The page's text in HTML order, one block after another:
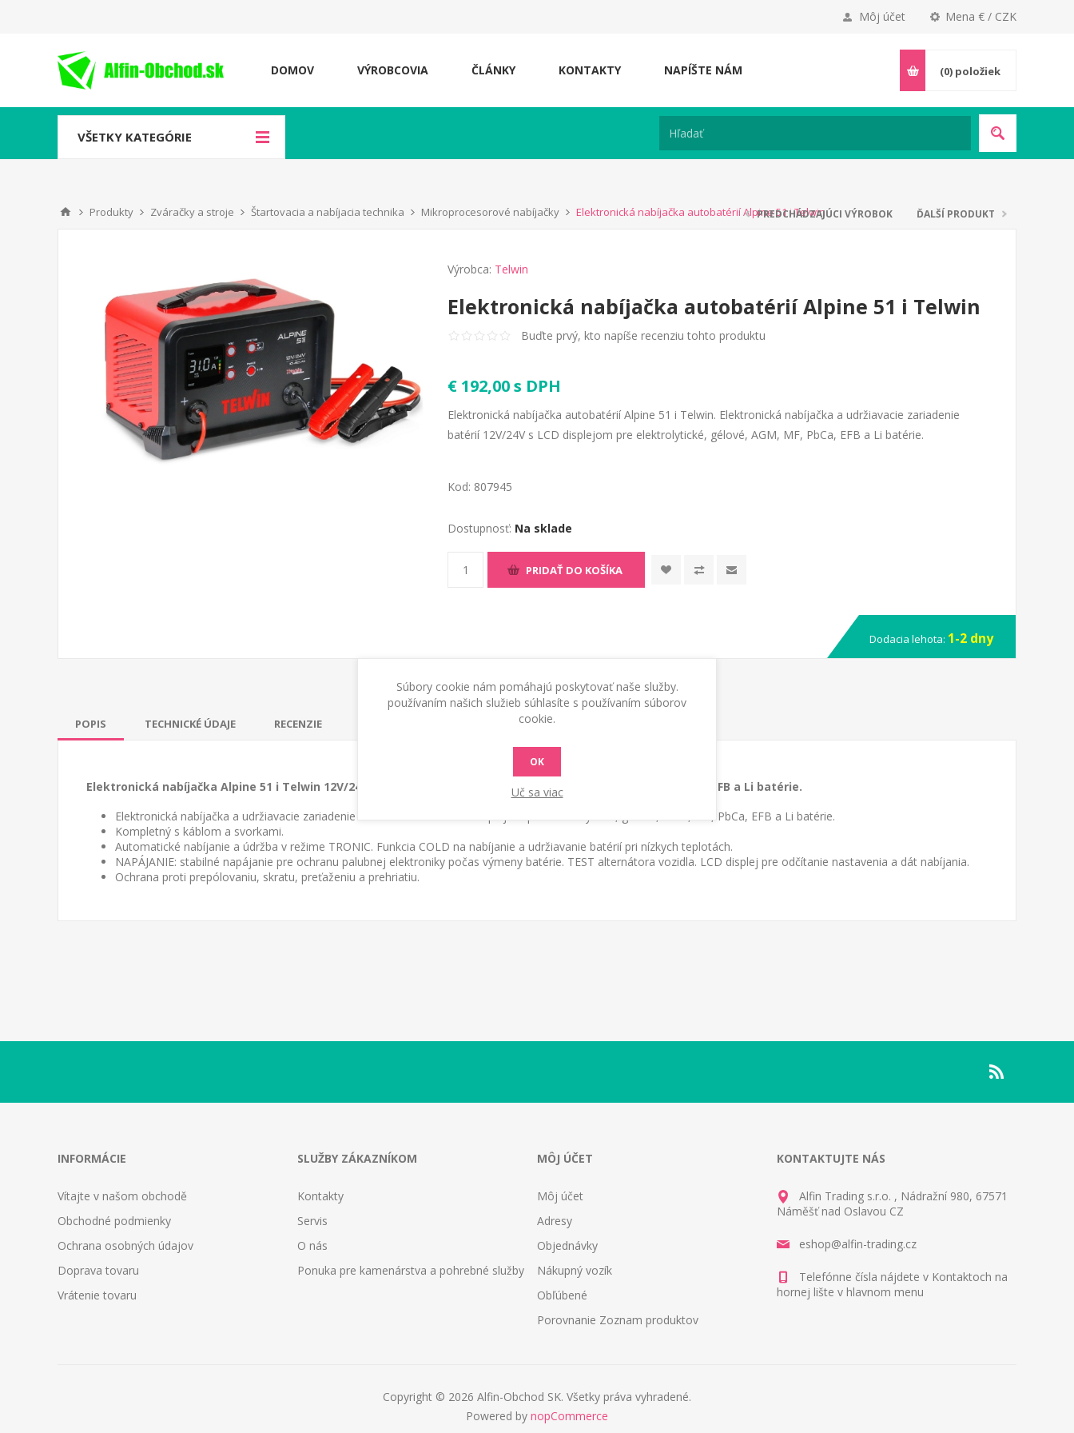
Mena € / CZK
Môj účet
DOMOV VÝROBCOVIA ČLÁNKY KONTAKTY NAPÍŠTE NÁM (0) položiek
VŠETKY KATEGÓRIE
Produkty Zváračky a stroje Štartovacia a nabíjacia technika Mikroprocesorové nabíjačky Elektronická nabíjačka autobatérií Alpine 51 i TelwinPREDCHÁDZAJÚCI VÝROBOK ĎALŠÍ PRODUKT
Výrobca: Telwin
Elektronická nabíjačka autobatérií Alpine 51 i Telwin
Buďte prvý, kto napíše recenziu tohto produktu
€ 192,00 s DPH
Elektronická nabíjačka autobatérií Alpine 51 i Telwin. Elektronická nabíjačka a udržiavacie zariadenie
batérií 12V/24V s LCD displejom pre elektrolytické, gélové, AGM, MF, PbCa, EFB a Li batérie.
Kod: 807945
Dostupnosť: Na sklade
PRIDAŤ DO KOŠÍKA
Dodacia lehota: 1-2 dny
POPIS TECHNICKÉ ÚDAJE RECENZIE RADY A TIPY
Elektronická nabíjačka Alpine 51 i Telwin 12V/24V s LCD displejom pre elektrolytické, gélové, AGM, MF, PbCa, EFB a Li batérie.
Elektronická nabíjačka a udržiavacie zariadenie batérií 12V/24V s LCD displejom pre elektrolytické, gélové, AGM, MF, PbCa, EFB a Li batérie.
Kompletný s káblom a svorkami.
Automatické nabíjanie a údržba v režime TRONIC. Funkcia COLD na nabíjanie a udržiavanie batérií pri nízkych teplotách.
NAPÁJANIE: stabilné napájanie pre ochranu palubnej elektroniky počas výmeny batérie. TEST alternátora vozidla. LCD displej pre odčítanie nastavenia a dát nabíjania.
Ochrana proti prepólovaniu, skratu, preťaženiu a prehriatiu.
INFORMÁCIE
Vítajte v našom obchodě
Obchodné podmienky
Ochrana osobných údajov
Doprava tovaru
Vrátenie tovaru
SLUŽBY ZÁKAZNÍKOM
Kontakty
Servis
O nás
Ponuka pre kamenárstva a pohrebné služby
MÔJ ÚČET
Môj účet
Adresy
Objednávky
Nákupný vozík
Obľúbené
Porovnanie Zoznam produktov
KONTAKTUJTE NÁS
Alfin Trading s.r.o. , Nádražní 980, 67571
Náměšť nad Oslavou CZ
eshop@alfin-trading.cz
Telefónne čísla nájdete v Kontaktoch na
hornej lište v hlavnom menu
Copyright © 2026 Alfin-Obchod SK. Všetky práva vyhradené.
Powered by nopCommerce
Súbory cookie nám pomáhajú poskytovať naše služby.
používaním našich služieb súhlasíte s používaním súborov
cookie.
OK
Uč sa viac